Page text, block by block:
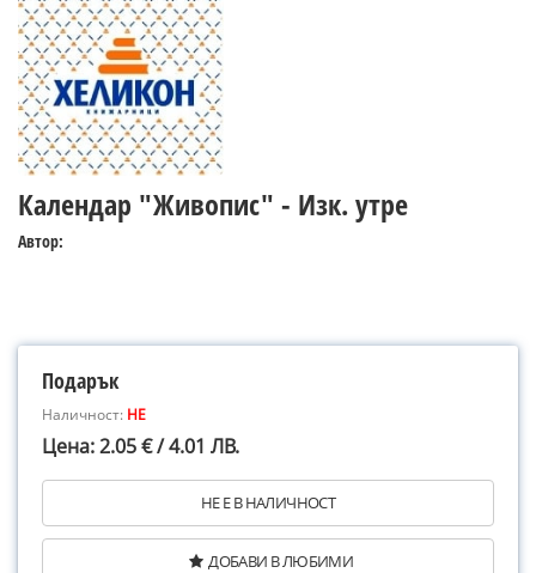
Календар "Живопис" - Изк. утре
Автор:
Подарък
Наличност: НЕ
Цена: 2.05 € / 4.01 ЛВ.
НЕ Е В НАЛИЧНОСТ
ДОБАВИ В ЛЮБИМИ